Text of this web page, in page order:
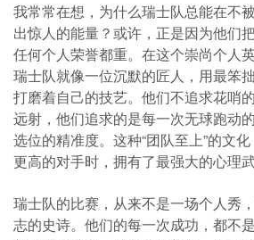
我常常在想，为什么瑞士队总能在不
出惊人的能量？或许，正是因为他们
任何个人荣誉都重。在这个崇尚个人
瑞士队就像一位沉默的匠人，用最笨
打磨着自己的技艺。他们不追求花哨
远射，他们追求的是每一次无球跑动
选位的精准度。这种“团队至上”的文
更高的对手时，拥有了最强大的心理武
瑞士队的比赛，从来不是一场个人秀
志的史诗。他们的每一次成功，都不